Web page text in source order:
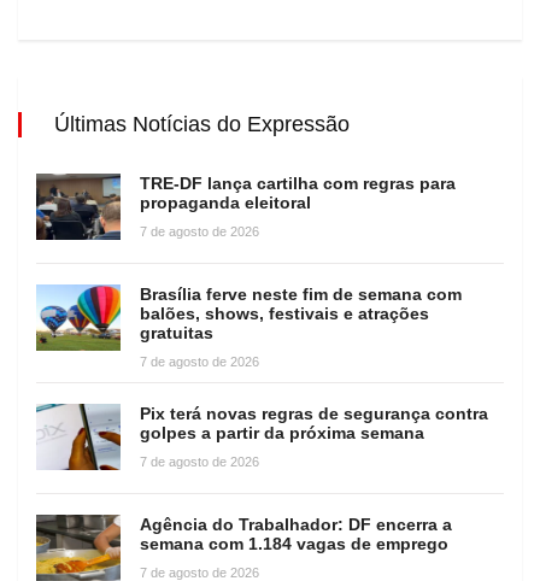
Últimas Notícias do Expressão
TRE-DF lança cartilha com regras para
propaganda eleitoral
7 de agosto de 2026
Brasília ferve neste fim de semana com
balões, shows, festivais e atrações
gratuitas
7 de agosto de 2026
Pix terá novas regras de segurança contra
golpes a partir da próxima semana
7 de agosto de 2026
Agência do Trabalhador: DF encerra a
semana com 1.184 vagas de emprego
7 de agosto de 2026